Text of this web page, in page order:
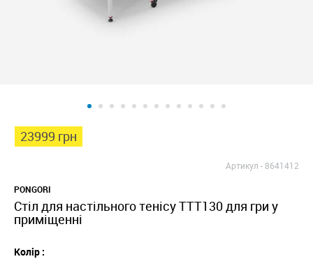
23999 грн
Артикул -8641412
PONGORI
Стіл для настільного тенісу TTT130 для гри у
приміщенні
Колір :